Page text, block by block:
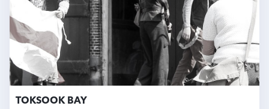
TOKSOOK BAY